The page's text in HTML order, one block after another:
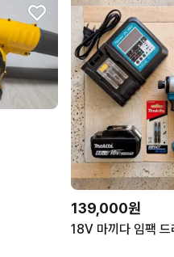
139,000원